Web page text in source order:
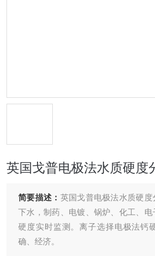
英国戈普电极法水质硬度
简要描述： 英国戈普电极法水质硬
下水，制药、电镀、锅炉、化工、
硬度实时监测。离子选择电极法钙
确、经济。